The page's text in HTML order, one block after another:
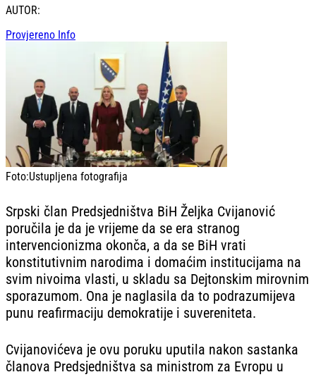
AUTOR:
Provjereno Info
Foto:Ustupljena fotografija
Srpski član Predsjedništva BiH Željka Cvijanović
poručila je da je vrijeme da se era stranog
intervencionizma okonča, a da se BiH vrati
konstitutivnim narodima i domaćim institucijama na
svim nivoima vlasti, u skladu sa Dejtonskim mirovnim
sporazumom. Ona je naglasila da to podrazumijeva
punu reafirmaciju demokratije i suvereniteta.
Cvijanovićeva je ovu poruku uputila nakon sastanka
članova Predsjedništva sa ministrom za Evropu u